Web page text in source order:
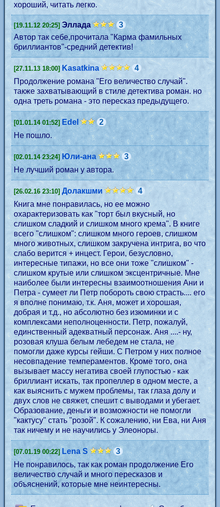
хороший, читать легко.
[19.11.12 20:25] Эллада
3
Автор так себе,прочитала "Карма фамильных
бриллиантов"-средний детектив!
[27.11.13 18:00] Kasatkina
4
Продолжение романа "Его величество случай".
также захватывающий в стиле детектива роман. но
одна треть романа - это пересказ предыдущего.
[01.01.14 01:52] Edel
2
Не пошло.
[02.01.14 23:24] Юли-ана
3
Не лучший роман у автора.
[26.02.16 23:10] Долакшми
4
Книга мне понравилась, но ее можно
охарактеризовать как "торт был вкусный, но
слишком сладкий и слишком много крема". В книге
всего "слишком": слишком много героев, слишком
много животных, слишком закручена интрига, во что
слабо верится + инцест. Герои, безусловно,
интересные типажи, но все они тоже "слишком" -
слишком крутые или слишком эксцентричные. Мне
наиболее были интересны взаимоотношения Ани и
Петра - сумеет ли Петр побороть свою страсть.... его
я вполне понимаю, т.к. Аня, может и хорошая,
добрая и т.д., но абсолютно без изюминки и с
комплексами неполноценности. Петр, пожалуй,
единственный адекватный персонаж. Аня ....- ну,
розовая клуша белым лебедем не стала, не
помогли даже курсы гейши. С Петром у них полное
несовпадение темпераментов. Кроме того, она
вызывает массу негатива своей глупостью - как
бриллиант искать, так пропеллер в одном месте, а
как выяснить с мужем проблемы, так глаза долу и
двух слов не свяжет, спешит с выводами и убегает.
Образование, деньги и возможности не помогли
"кактусу" стать "розой". К сожалению, ни Ева, ни Аня
так ничему и не научились у Элеоноры.
[07.01.19 00:22] Lena S
3
Не понравилось, так как роман продолжение Его
величество случай и много пересказов и
объяснений, которые мне неинтересны.